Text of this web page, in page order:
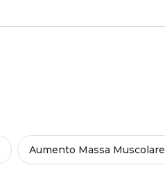
Aumento Massa Muscolare